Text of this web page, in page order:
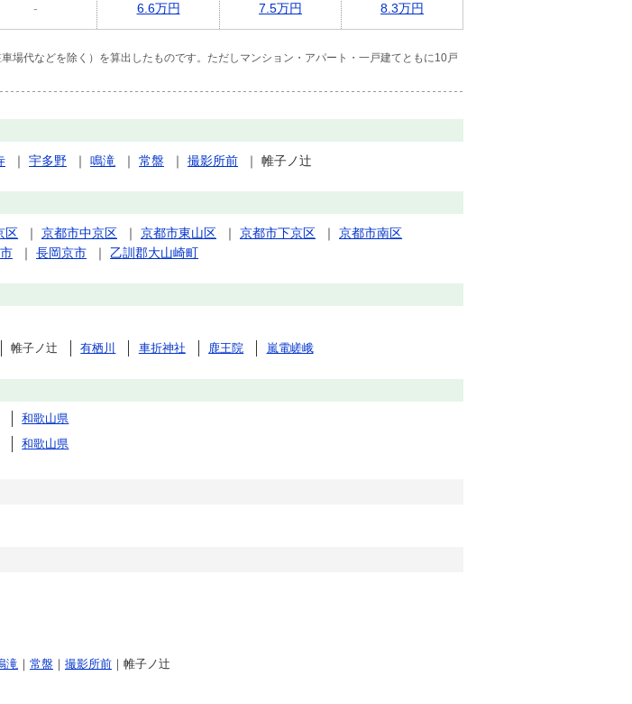
- 6.6万円 7.5万円 8.3万円
代などを除く）を算出したものです。ただしマンション・アパート・一戸建てともに10戸
｜ 宇多野 ｜ 鳴滝 ｜ 常盤 ｜ 撮影所前 ｜ 帷子ノ辻
区 ｜ 京都市中京区 ｜ 京都市東山区 ｜ 京都市下京区 ｜ 京都市南区
｜ 長岡京市 ｜ 乙訓郡大山崎町
帷子ノ辻 有栖川 車折神社 鹿王院 嵐電嵯峨
和歌山県
和歌山県
滝 ｜ 常盤 ｜ 撮影所前 ｜帷子ノ辻